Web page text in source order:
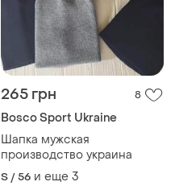
265 грн 8
Bosco Sport Ukraine
Шапка мужская
производство украина
S / 56 и еще 3